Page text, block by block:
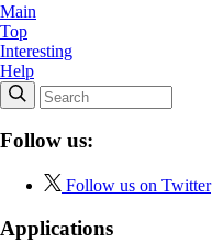
Main
Top
Interesting
Help
Follow us:
Follow us on Twitter
Applications